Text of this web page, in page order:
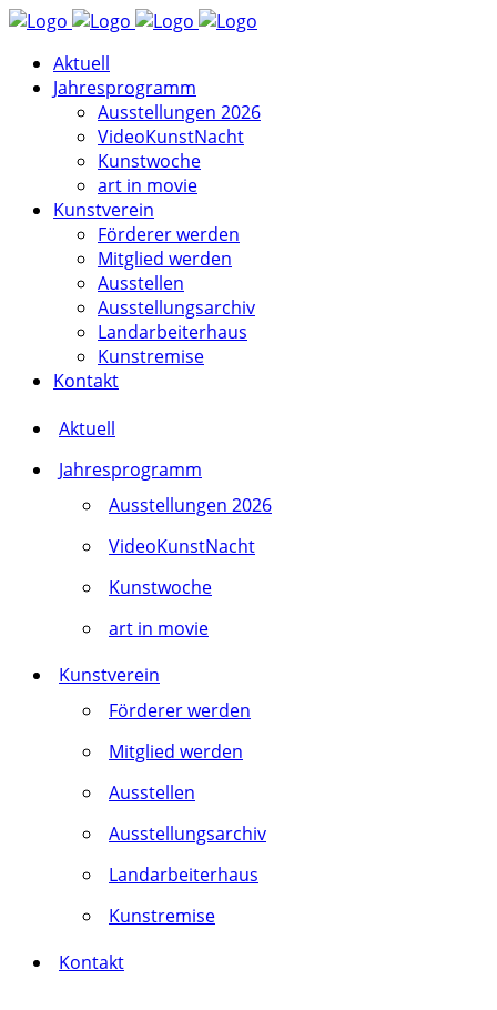
Aktuell
Jahresprogramm
Ausstellungen 2026
VideoKunstNacht
Kunstwoche
art in movie
Kunstverein
Förderer werden
Mitglied werden
Ausstellen
Ausstellungsarchiv
Landarbeiterhaus
Kunstremise
Kontakt
Aktuell
Jahresprogramm
Ausstellungen 2026
VideoKunstNacht
Kunstwoche
art in movie
Kunstverein
Förderer werden
Mitglied werden
Ausstellen
Ausstellungsarchiv
Landarbeiterhaus
Kunstremise
Kontakt